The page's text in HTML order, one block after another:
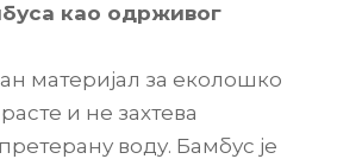
као одрживог
материјал за еколошко
и не захтева
воду. Бамбус је